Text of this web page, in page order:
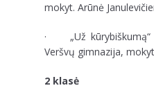
mokyt. Arūnė
· „Už kūrybiškumą“
Veršvų gimnazija,
2 klasė